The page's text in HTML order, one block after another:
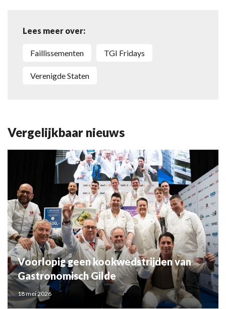
Lees meer over:
faillissementen TGI Fridays
Verenigde Staten
Vergelijkbaar nieuws
Voorlopig geen kookwedstrijden van
Gastronomisch Gilde
18 mei 2026